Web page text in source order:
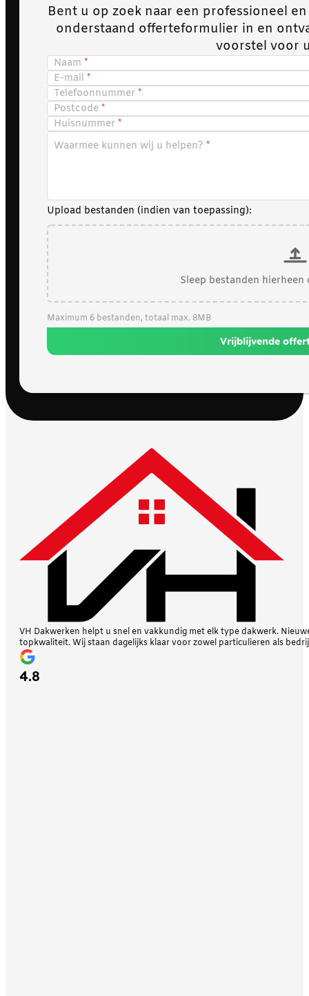
Bent u op zoek naar een professioneel
onderstaand offerteformulier in en
voorstel voor
Naam
E-mail
Telefoonnummer
Postcode
Huisnummer
Waarmee kunnen wij u helpen?
Upload bestanden (indien van toepassing):
Sleep bestanden
Maximum 6 bestanden, totaal max. 8MB
Vrijblijvende
VH Dakwerken helpt u snel en vakkundig met elk type dakwerk.
topkwaliteit. Wij staan dagelijks klaar voor zowel particulieren als
4.8